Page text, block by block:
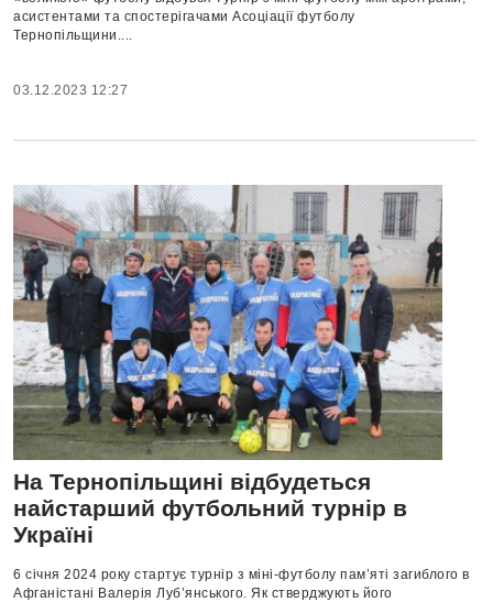
асистентами та спостерігачами Асоціації футболу
Тернопільщини....
03.12.2023 12:27
На Тернопільщині відбудеться
найстарший футбольний турнір в
Україні
6 січня 2024 року стартує турнір з міні-футболу пам’яті загиблого в
Афганістані Валерія Луб’янського. Як стверджують його